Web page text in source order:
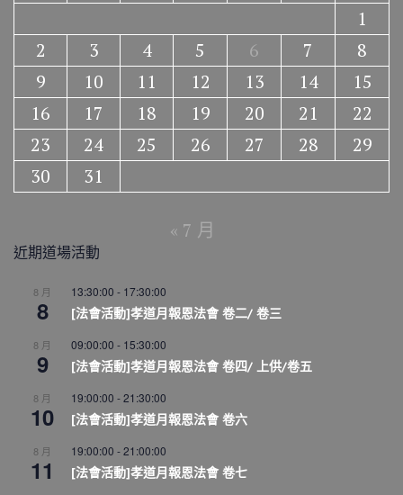
1
2
3 4 5 6 7
8
9
10 11 12 13 14
15
16
17 18 19 20 21
22
23
24 25 26 27 28
29
30
31
« 7 月
近期道場活動
8 月
8
13:30:00 - 17:30:00
[法會活動]孝道月報恩法會 卷二/ 卷三
8 月
9
09:00:00 - 15:30:00
[法會活動]孝道月報恩法會 卷四/ 上供/卷五
8 月
10
19:00:00 -21:30:00
[法會活動]孝道月報恩法會 卷六
8 月
11
19:00:00 -21:00:00
[法會活動]孝道月報恩法會 卷七